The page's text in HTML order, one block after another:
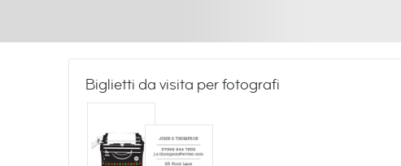
Biglietti da visita per fotografi